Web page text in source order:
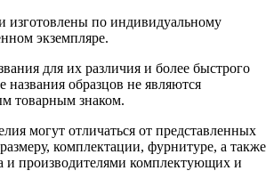
изготовлены по индивидуальному
экземпляре.
для их различия и более быстрого
названия образцов не являются
товарным знаком.
могут отличаться от представленных
комплектации, фурнитуре, а также
и производителями комплектующих и